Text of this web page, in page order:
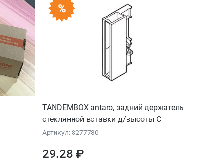
TANDEMBOX antaro, задний держатель
стеклянной вставки д/высоты C
(196мм), сер. орион, лев.
Артикул: 8277780
29.28 ₽